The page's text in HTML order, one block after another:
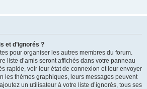
et d’ignorés ?
pour organiser les autres membres du forum.
liste d’amis seront affichés dans votre panneau
rapide, voir leur état de connexion et leur envoyer
les thèmes graphiques, leurs messages peuvent
un utilisateur à votre liste d’ignorés, tous ses